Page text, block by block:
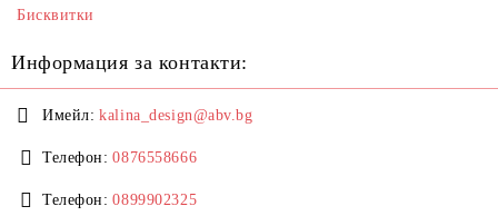
Бисквитки
Информация за контакти:
Имейл: kalina_design@abv.bg
Телефон: 0876558666
Телефон: 0899902325